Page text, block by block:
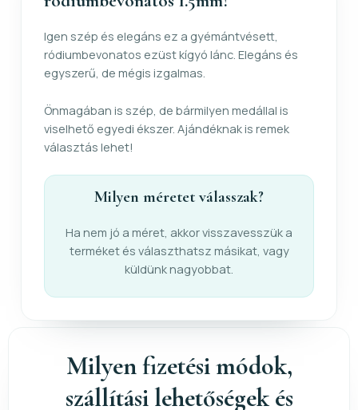
Igen szép és elegáns ez a gyémántvésett,
ródiumbevonatos ezüst kígyó lánc. Elegáns és
egyszerű, de mégis izgalmas.
Önmagában is szép, de bármilyen medállal is
viselhető egyedi ékszer. Ajándéknak is remek
választás lehet!
Milyen méretet válasszak?
Ha nem jó a méret, akkor visszavesszük a
terméket és választhatsz másikat, vagy
küldünk nagyobbat.
Milyen fizetési módok,
szállítási lehetőségek és